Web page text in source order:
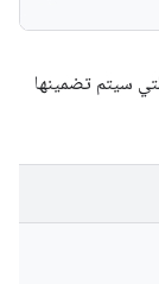
سيتم تضمينها